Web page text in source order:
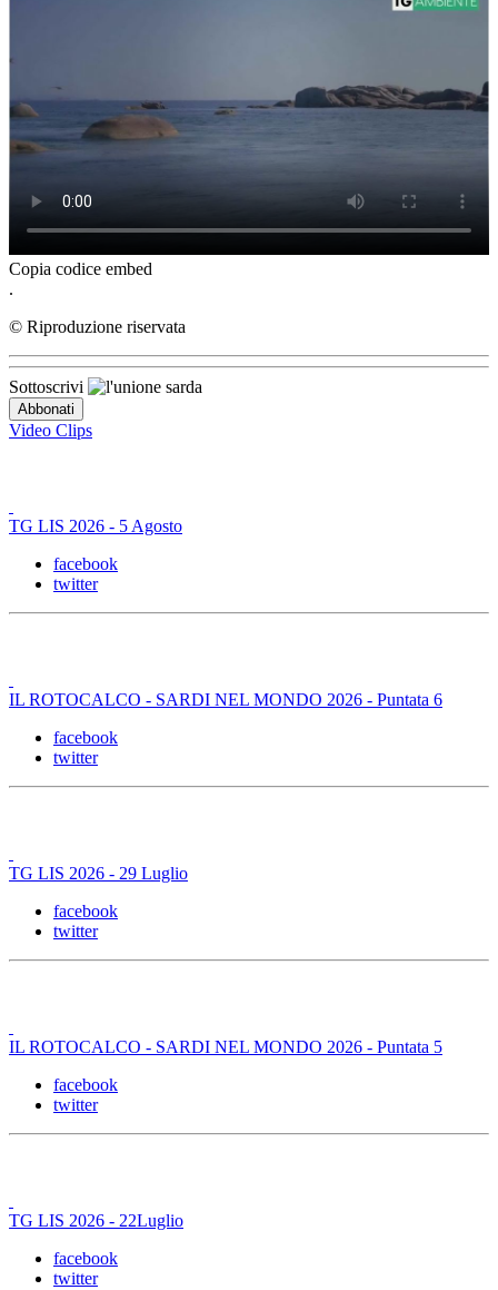
Copia codice embed
.
© Riproduzione riservata
Sottoscrivi
Video Clips
TG LIS 2026 - 5 Agosto
facebook
twitter
IL ROTOCALCO - SARDI NEL MONDO 2026 - Puntata 6
facebook
twitter
TG LIS 2026 - 29 Luglio
facebook
twitter
IL ROTOCALCO - SARDI NEL MONDO 2026 - Puntata 5
facebook
twitter
TG LIS 2026 - 22Luglio
facebook
twitter